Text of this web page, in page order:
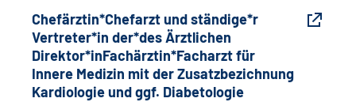
Chefärztin*Chefarzt und ständige*r
Vertreter*in der*des Ärztlichen
Direktor*inFachärztin*Facharzt für
Innere Medizin mit der Zusatzbezichnung
Kardiologie und ggf. Diabetologie